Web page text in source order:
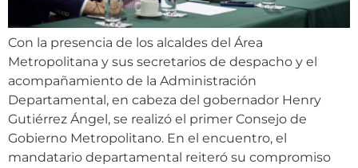
Con la presencia de los alcaldes del Área
Metropolitana y sus secretarios de despacho y el
acompañamiento de la Administración
Departamental, en cabeza del gobernador Henry
Gutiérrez Ángel, se realizó el primer Consejo de
Gobierno Metropolitano. En el encuentro, el
mandatario departamental reiteró su compromiso